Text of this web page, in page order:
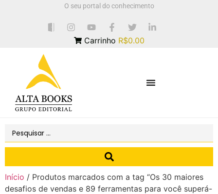
O seu portal do conhecimento
Carrinho R$0.00
Início / Produtos marcados com a tag “Os 30 maiores
desafios de vendas e 89 ferramentas para você superá-